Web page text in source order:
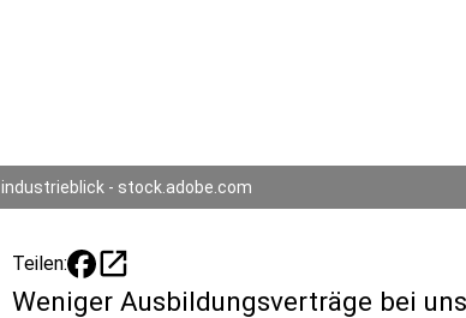
industrieblick - stock.adobe.com
Teilen: open_in_new
Weniger Ausbildungsverträge bei uns